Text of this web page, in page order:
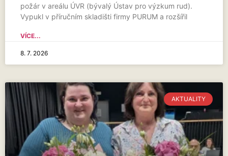
požár v areálu ÚVR (bývalý Ústav pro výzkum rud).
Vypukl v příručním skladišti firmy PURUM a rozšířil
VÍCE...
8. 7. 2026
AKTUALITY